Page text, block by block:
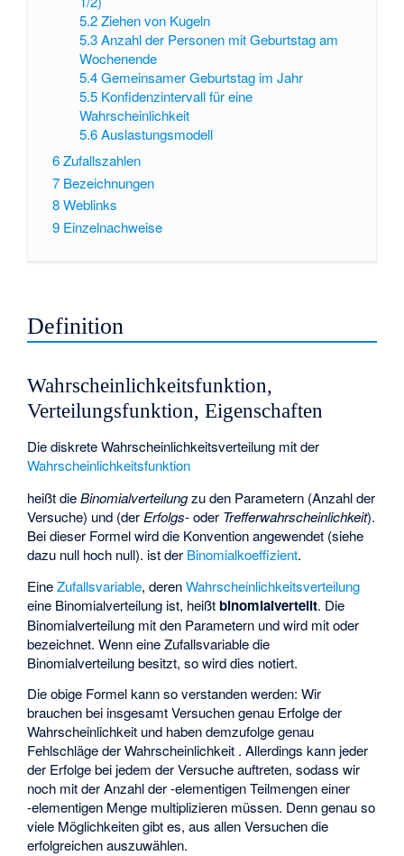
5.2 Ziehen von Kugeln
5.3 Anzahl der Personen mit Geburtstag am
Wochenende
5.4 Gemeinsamer Geburtstag im Jahr
5.5 Konfidenzintervall für eine
Wahrscheinlichkeit
5.6 Auslastungsmodell
6Zufallszahlen
7 Bezeichnungen
8Weblinks
9 Einzelnachweise
Definition
Wahrscheinlichkeitsfunktion,
Verteilungsfunktion, Eigenschaften
Die diskrete Wahrscheinlichkeitsverteilung mit der
Wahrscheinlichkeitsfunktion
heißt dieBinomialverteilungzu den Parametern (Anzahl der
Versuche) und (der Erfolgs-oder Trefferwahrscheinlichkeit).
Bei dieser Formel wird die Konventionangewendet (siehe
dazu null hoch null). ist der Binomialkoeffizient.
EineZufallsvariable, derenWahrscheinlichkeitsverteilung
eine Binomialverteilung ist, heißtbinomialverteilt. Die
Binomialverteilung mit den Parametern undwird mitoder
bezeichnet. Wenn eine Zufallsvariabledie
Binomialverteilungbesitzt, so wird dies notiert.
Die obige Formel kann so verstanden werden: Wir
brauchen bei insgesamtVersuchen genau Erfolge der
Wahrscheinlichkeit und haben demzufolge genau
Fehlschläge der Wahrscheinlichkeit . Allerdings kann jeder
der Erfolge bei jedem derVersuche auftreten, sodass wir
noch mit der Anzahlder-elementigenTeilmengen einer
-elementigen Menge multiplizieren müssen. Denn genau so
viele Möglichkeiten gibt es, aus allenVersuchen die
erfolgreichen auszuwählen.